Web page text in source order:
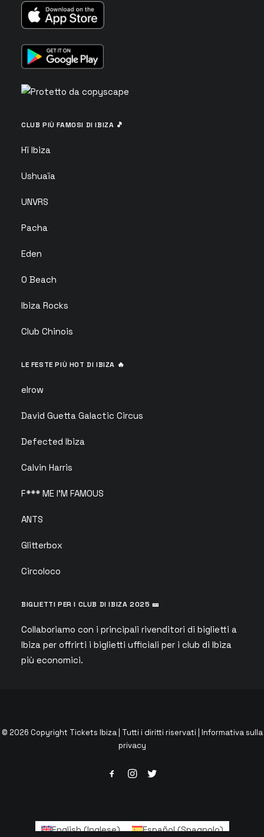
CLUB PIÙ FAMOSI DI IBIZA 🎵
Hï Ibiza
Ushuaïa
UNVRS
Pacha
Eden
O Beach
Ibiza Rocks
Club Chinois
LE FESTE PIÙ HOT DI IBIZA 🔥
elrow
David Guetta Galactic Circus
Defected Ibiza
Calvin Harris
F*** ME I’M FAMOUS
ANTS
Glitterbox
Circoloco
BIGLIETTI PER I CLUB DI IBIZA 2025 🎫
Collaboriamo con i principali rivenditori di biglietti a
Ibiza per offrirti i biglietti ufficiali per i club di Ibiza
più economici.
© 2026 Copyright Tickets Ibiza | Tutti i diritti riservati | Informativa sulla
privacy
English(Inglese) Español(Spagnolo)